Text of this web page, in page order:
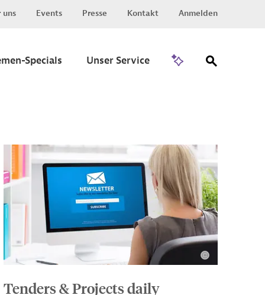
uns Events Presse Kontakt Anmelden
Specials Unser Service
Tenders & Projects daily